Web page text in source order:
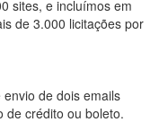
sites, e incluímos em
de 3.000 licitações por
de dois emails
de crédito ou boleto.